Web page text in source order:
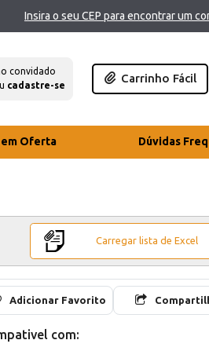
Insira o seu CEP para encontrar um
convidado
cadastre-se
Carrinho Fácil
em Oferta Dúvidas
Carregar lista de Excel
Adicionar Favorito
com: